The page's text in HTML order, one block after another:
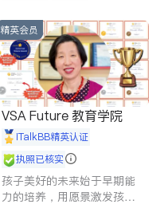
精英会员
VSA Future 教育学院
iTalkBB精英认证
执照已核实
孩子美好的未来始于早期能
力的培养，用愿景激发孩子